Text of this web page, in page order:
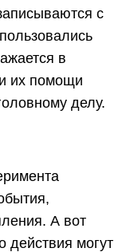
с
в
их помощи
делу.
А вот
действия могут